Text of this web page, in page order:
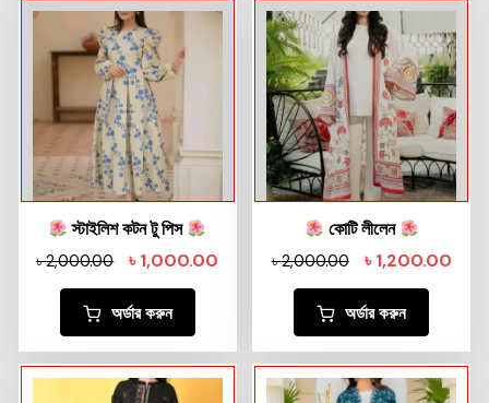
স্টাইলিশ কটন টু পিস
৳2,000.00 ৳1,000.00
অর্ডার করুন
কোটি লীলেন
৳2,000.00 ৳1,200.00
অর্ডার করুন